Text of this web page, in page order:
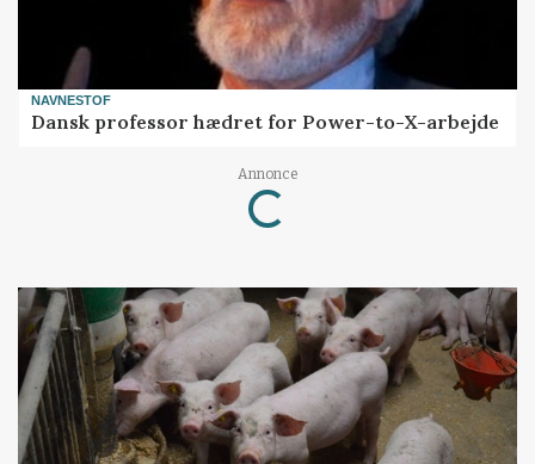
NAVNESTOF
Dansk professor hædret for Power-to-X-arbejde
Annonce
Loading...